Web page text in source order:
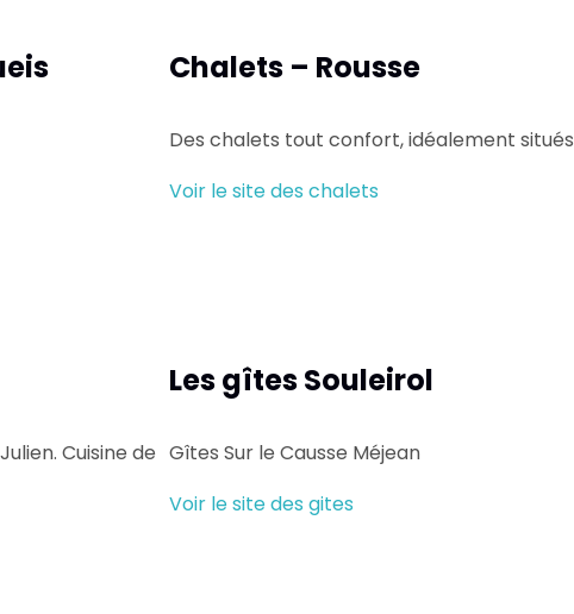
Cuisine de
Chalets – Rousse
Des chalets tout confort, idéalement situés
Voir le site des chalets
Les gîtes Souleirol
Gîtes Sur le Causse Méjean
Voir le site des gites